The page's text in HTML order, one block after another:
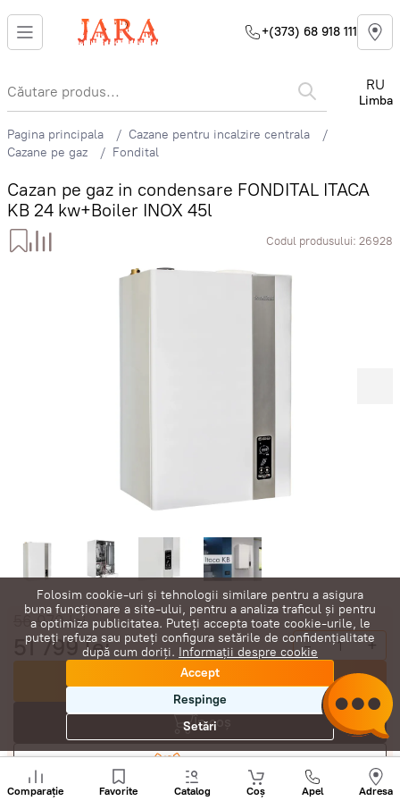
+(373) 68 918 111
RU
Limba
Pagina principala
Cazane pentru incalzire centrala
Cazane pe gaz
Fondital
Cazan pe gaz in condensare FONDITAL ITACA
KB 24 kw+Boiler INOX 45l
Codul produsului: 26928
56 979lei
51 799lei - +
Cumpără acum
În coș
Comparație Favorite Catalog Coș Apel Adresa
Sunați
+
Folosim cookie-uri și tehnologii similare pentru a asigura
buna funcționare a site-ului, pentru a analiza traficul și pentru
a optimiza publicitatea. Puteți accepta toate cookie-urile, le
puteți refuza sau puteți configura setările de confidențialitate
după cum doriți. Informații despre cookie
Accept
Respinge
Setări